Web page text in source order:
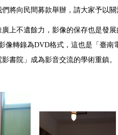
將向民間募款舉辦，請大家予以關
廣上不遺餘力，影像的保存也是發
像轉錄為DVD格式，這也是「臺南
書院」成為影音交流的學術重鎮。